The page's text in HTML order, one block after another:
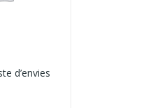
d’envies